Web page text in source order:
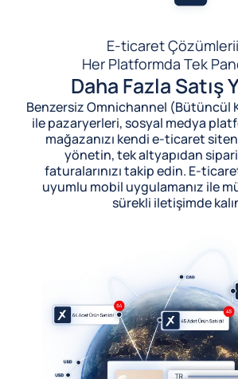
E-ticaret Çözümleri
Her Platformda Tek
Daha Fazla Satış
Benzersiz Omnichannel (Bütüncül
ile pazaryerleri, sosyal medya
mağazanızı kendi e-ticaret
yönetin, tek altyapıdan
faturalarınızı takip edin. E-
uyumlu mobil uygulamanız ile
sürekli iletişimde